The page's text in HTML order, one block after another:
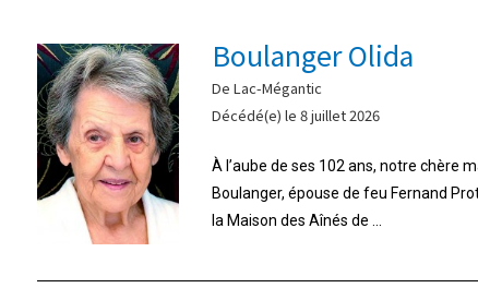
Boulanger Olida
De Lac-Mégantic
Décédé(e) le 8 juillet 2026
À l’aube de ses 102 ans, notre chère
Boulanger, épouse de feu Fernand
la Maison des Aînés de ...